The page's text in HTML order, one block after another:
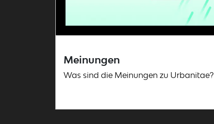
Meinungen
Was sind die Meinungen zu Urbanitae?